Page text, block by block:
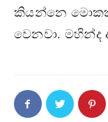
කියන්නෙ
වෙනවා. මහින්ද